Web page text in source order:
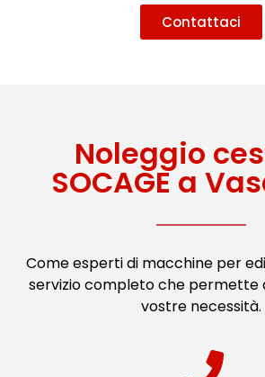
Contattaci
Noleggio
SOCAGE a
Come esperti di macchine per
servizio completo che permette
vostre necessità.